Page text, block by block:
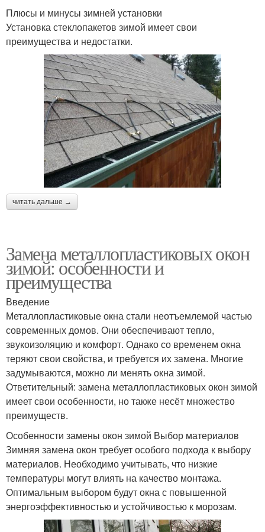
Плюсы и минусы зимней установки
Установка стеклопакетов зимой имеет свои
преимущества и недостатки.
читать дальше →
Замена металлопластиковых окон
зимой: особенности и
преимущества
Введение
Металлопластиковые окна стали неотъемлемой частью
современных домов. Они обеспечивают тепло,
звукоизоляцию и комфорт. Однако со временем окна
теряют свои свойства, и требуется их замена. Многие
задумываются, можно ли менять окна зимой.
Ответительный: замена металлопластиковых окон зимой
имеет свои особенности, но также несёт множество
преимуществ.
Особенности замены окон зимой Выбор материалов
Зимняя замена окон требует особого подхода к выбору
материалов. Необходимо учитывать, что низкие
температуры могут влиять на качество монтажа.
Оптимальным выбором будут окна с повышенной
энергоэффективностью и устойчивостью к морозам.